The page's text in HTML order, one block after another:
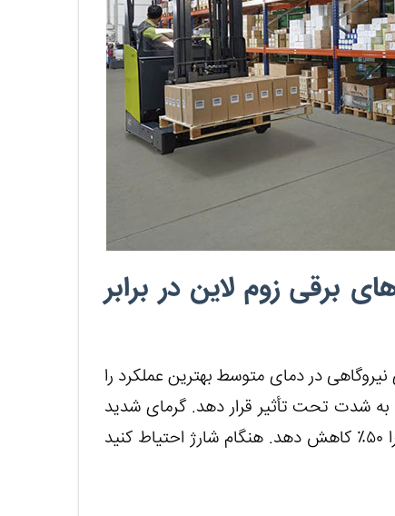
برقی زوم لاین در برابر
در دمای متوسط بهترین عملکرد را
به شدت تحت تأثیر قرار دهد. گرمای شدید
به ویژه آسیب رسان است و می تواند طول عمر باطری را ۵۰٪ کاهش دهد. هنگام شارژ احتیاط کنید